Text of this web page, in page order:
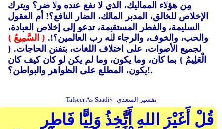
مِن هؤلاء المماليك، الذي لا نفع عنده ولا ضر؟ ويترك
الإخلاص للخالق، المدبر المالك، الضار النافع؟! أم العقول
السليمة، والفطر المستقيمة، تدعو إلى إخلاص العبادة،
والحب، والخوف، والرجاء لله رب العالمين؟!. { السَّمِيعُ }
لجميع الأصوات، على اختلاف اللغات، بتفنن الحاجات. {
الْعَلِيمُ } بما كان، وما يكون، وما لم يكن لو كان كيف كان
يكون، المطلع على الظواهر والبواطن؟!.
Tafseer As-Saadiy تفسير السعدي
قُلْ أَغَيْرَ اللهِ أَتَّخِذُ وَلِيًّا فَاطِرِ